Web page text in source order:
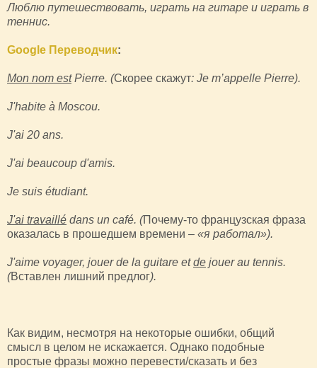
Люблю путешествовать, играть на гитаре и играть в
теннис.
Google Переводчик:
Mon nom estPierre. (Скорее скажут: Je m’appelle Pierre).
J'habite à Moscou.
J'ai 20 ans.
J'ai beaucoup d'amis.
Je suis étudiant.
J'ai travaillé dans un café. (Почему-то французская фраза
оказалась в прошедшем времени – «я работал»).
J'aime voyager, jouer de la guitare etde jouer au tennis.
(Вставлен лишний предлог).
Как видим, несмотря на некоторые ошибки, общий
смысл в целом не искажается. Однако подобные
простые фразы можно перевести/сказать и без